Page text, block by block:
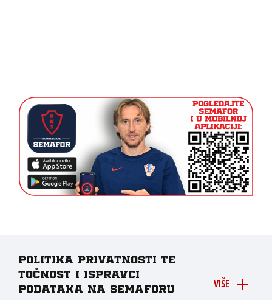
VIŠE
Politika privatnosti te
točnost i ispravci
podataka na Semaforu